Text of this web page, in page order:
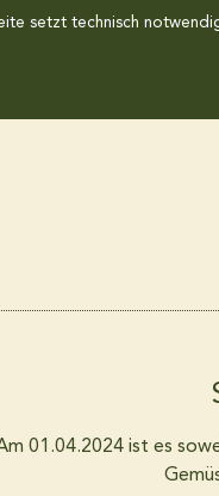
01.04.2024 ist es
setzt technisch